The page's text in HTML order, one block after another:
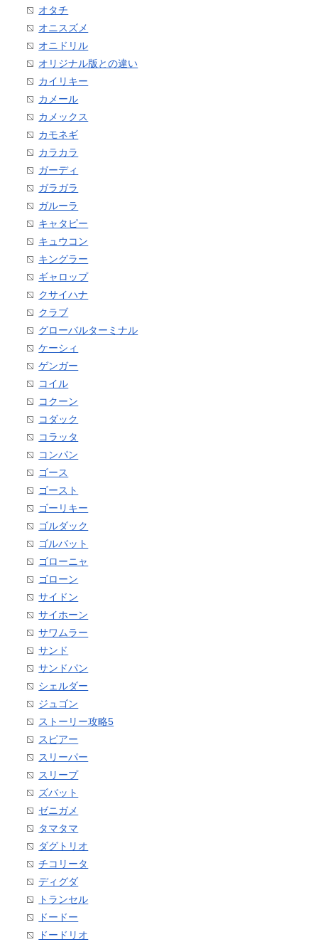
オタチ
オニスズメ
オニドリル
オリジナル版との違い
カイリキー
カメール
カメックス
カモネギ
カラカラ
ガーディ
ガラガラ
ガルーラ
キャタピー
キュウコン
キングラー
ギャロップ
クサイハナ
クラブ
グローバルターミナル
ケーシィ
ゲンガー
コイル
コクーン
コダック
コラッタ
コンパン
ゴース
ゴースト
ゴーリキー
ゴルダック
ゴルバット
ゴローニャ
ゴローン
サイドン
サイホーン
サワムラー
サンド
サンドパン
シェルダー
ジュゴン
ストーリー攻略5
スピアー
スリーパー
スリープ
ズバット
ゼニガメ
タマタマ
ダグトリオ
チコリータ
ディグダ
トランセル
ドードー
ドードリオ